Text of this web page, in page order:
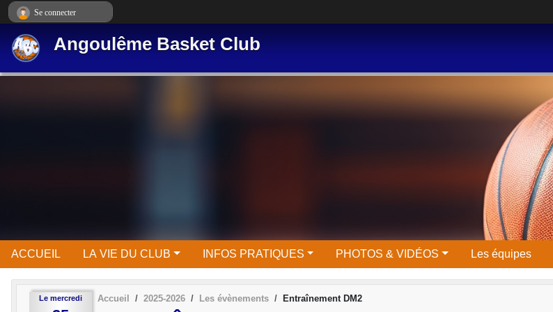
Angoulême Basket Club
ACCUEIL LA VIE DU CLUB INFOS PRATIQUES PHOTOS & VIDÉOS Les équipes
Le mercredi Accueil 2025-2026 Les évènements Entraînement DM2
Se connecter
Panneau de gestion des cookies